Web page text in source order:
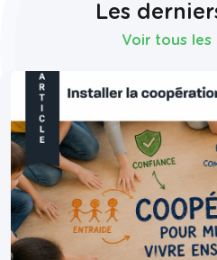
Les
Voir tous les